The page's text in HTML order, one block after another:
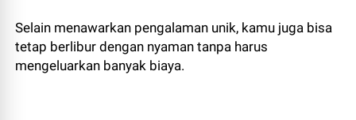
Selain menawarkan pengalaman unik, kamu juga bisa
tetap berlibur dengan nyaman tanpa harus
mengeluarkan banyak biaya.